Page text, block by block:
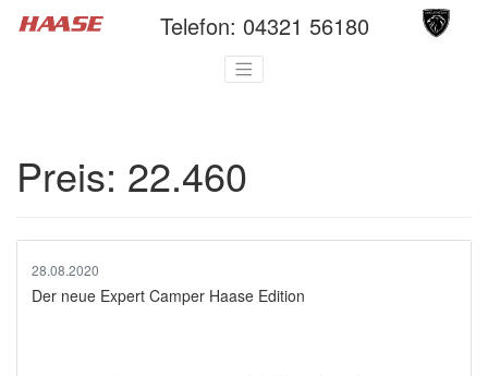
Telefon: 04321 56180
Preis: 22.460
28.08.2020
Der neue Expert Camper Haase Edition